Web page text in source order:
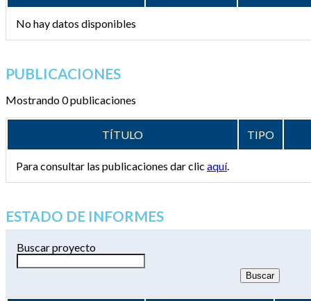
No hay datos disponibles
PUBLICACIONES
Mostrando 0 publicaciones
TÍTULO TIPO
Para consultar las publicaciones dar clic aquí.
ESTADO DE INFORMES
Buscar proyecto